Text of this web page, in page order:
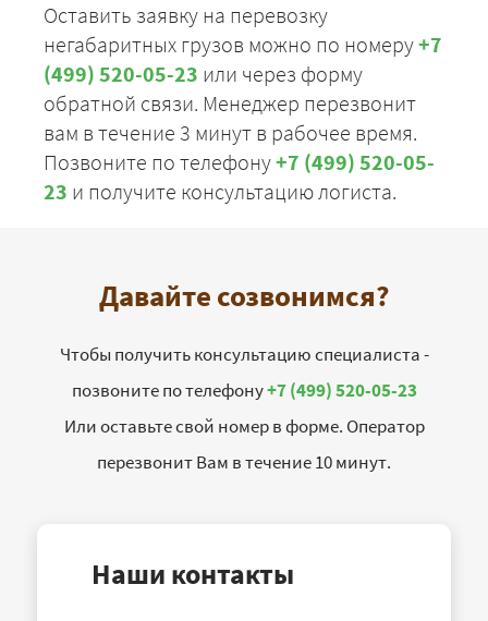
Оставить заявку на перевозку
негабаритных грузов можно по номеру+7
(499) 520-05-23 или через форму
обратной связи. Менеджер перезвонит
вам в течение 3 минут в рабочее время.
Позвоните по телефону+7 (499) 520-05-
23 и получите консультацию логиста.
Давайте созвонимся?
Чтобы получить консультацию специалиста -
позвоните по телефону+7 (499) 520-05-23
Или оставьте свой номер в форме. Оператор
перезвонит Вам в течение 10 минут.
Наши контакты